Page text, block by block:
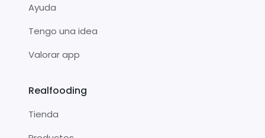
Ayuda
Tengo una idea
Valorar app
Realfooding
Tienda